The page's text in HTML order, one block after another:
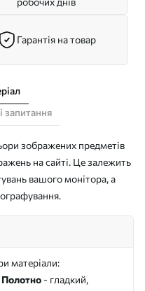
Гарантія на товар
запитання
зображених предметів
на сайті. Це залежить
вашого монітора, а
матеріали:
Полотно - гладкий,